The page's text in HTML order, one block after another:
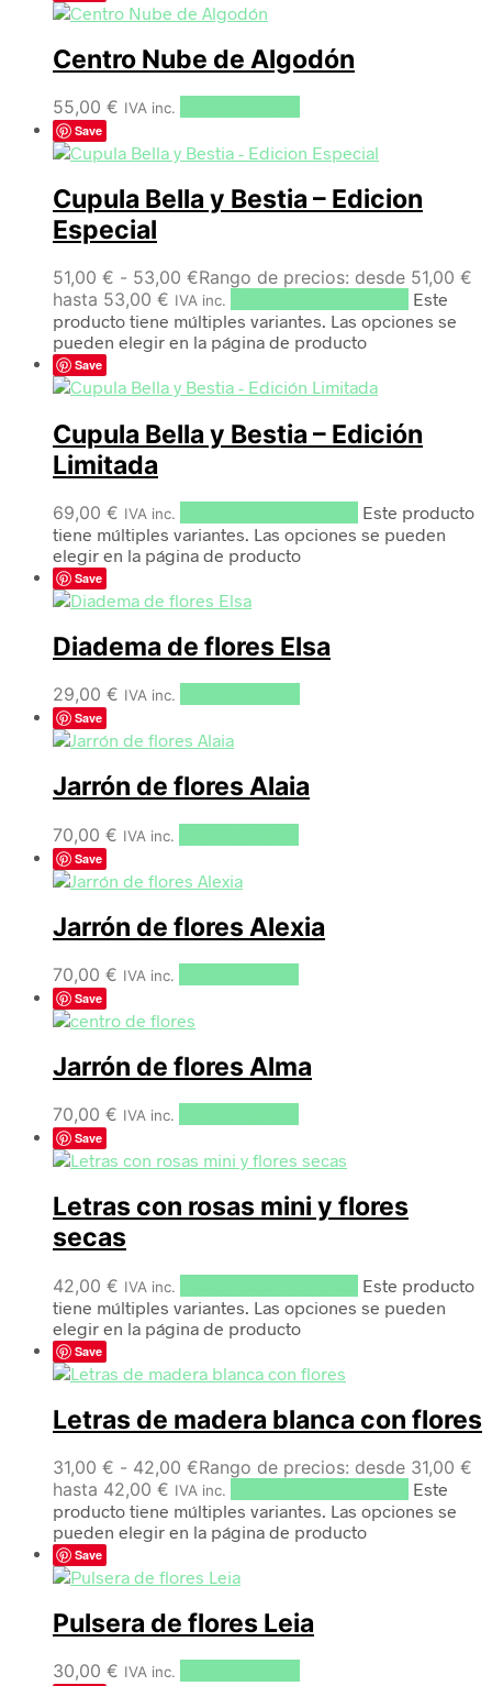
Centro Nube de Algodón
55,00 € IVA inc.
Save
Cupula Bella y Bestia – Edicion
Especial
51,00 € - 53,00 €Rango de precios: desde 51,00 €
hasta 53,00 € IVA inc.
Este
producto tiene múltiples variantes. Las opciones se
pueden elegir en la página de producto
Save
Cupula Bella y Bestia – Edición
Limitada
69,00 € IVA inc.
Este producto
tiene múltiples variantes. Las opciones se pueden
elegir en la página de producto
Save
Diadema de flores Elsa
29,00 € IVA inc.
Save
Jarrón de flores Alaia
70,00 € IVA inc.
Save
Jarrón de flores Alexia
70,00 € IVA inc.
Save
Jarrón de flores Alma
70,00 € IVA inc.
Save
Letras con rosas mini y flores
secas
42,00 € IVA inc.
Este producto
tiene múltiples variantes. Las opciones se pueden
elegir en la página de producto
Save
Letras de madera blanca con flores
31,00 € - 42,00 €Rango de precios: desde 31,00 €
hasta 42,00 € IVA inc.
Este
producto tiene múltiples variantes. Las opciones se
pueden elegir en la página de producto
Save
Pulsera de flores Leia
30,00 € IVA inc.